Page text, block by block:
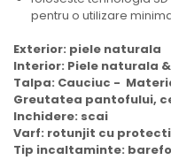
pentru o utilizare
Exterior: piele naturala
Interior: Piele naturala
Talpa: Cauciuc -
Greutatea pantofului,
Inchidere: scai
Varf: rotunjit cu
Tip incaltaminte: